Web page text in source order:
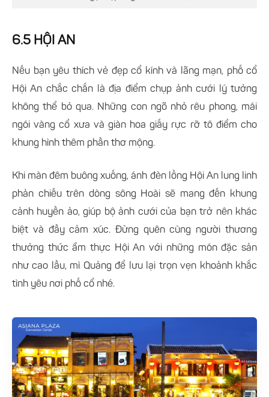
6.5 HỘI AN
Nếu bạn yêu thích vẻ đẹp cổ kính và lãng mạn, phố cổ
Hội An chắc chắn là địa điểm chụp ảnh cưới lý tưởng
không thể bỏ qua. Những con ngõ nhỏ rêu phong, mái
ngói vàng cổ xưa và giàn hoa giấy rực rỡ tô điểm cho
khung hình thêm phần thơ mộng.
Khi màn đêm buông xuống, ánh đèn lồng Hội An lung linh
phản chiếu trên dòng sông Hoài sẽ mang đến khung
cảnh huyền ảo, giúp bộ ảnh cưới của bạn trở nên khác
biệt và đầy cảm xúc. Đừng quên cùng người thương
thưởng thức ẩm thực Hội An với những món đặc sản
như cao lầu, mì Quảng để lưu lại trọn vẹn khoảnh khắc
tình yêu nơi phố cổ nhé.